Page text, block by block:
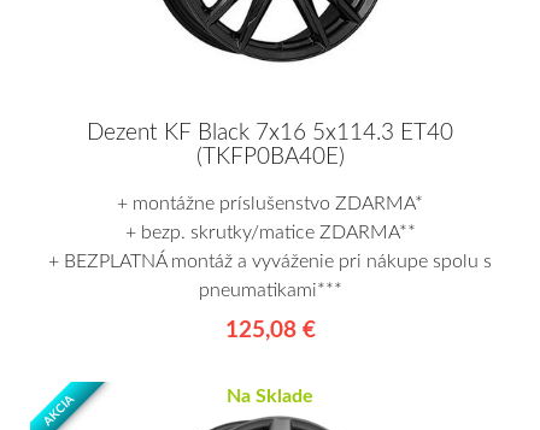
Dezent KF Black 7x16 5x114.3 ET40
(TKFP0BA40E)
+ montážne príslušenstvo ZDARMA*
+ bezp. skrutky/matice ZDARMA**
+ BEZPLATNÁ montáž a vyváženie pri nákupe spolu s
pneumatikami***
125,08 €
AKCIA Na Sklade